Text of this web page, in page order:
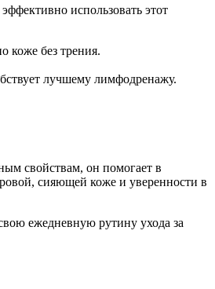
коже без трения.
лучшему лимфодренажу.
свойствам, он помогает в
сияющей коже и уверенности в
ежедневную рутину ухода за